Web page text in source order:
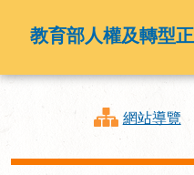
教育部人權及轉型
網站導覽